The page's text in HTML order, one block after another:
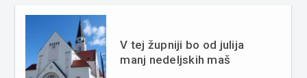
V tej župniji bo od julija
manj nedeljskih maš